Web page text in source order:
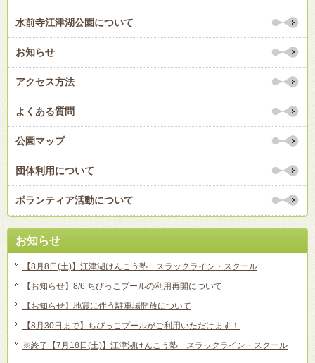
水前寺江津湖公園について
お知らせ
アクセス方法
よくある質問
公園マップ
団体利用について
ボランティア活動について
お知らせ
【8月8日(土)】江津湖けんこう塾 スラックライン・スクール
【お知らせ】8/6 ちびっこプールの利用再開について
【お知らせ】地震に伴う駐車場開放について
【8月30日まで】ちびっこプールがご利用いただけます！
※終了【7月18日(土)】江津湖けんこう塾 スラックライン・スクール